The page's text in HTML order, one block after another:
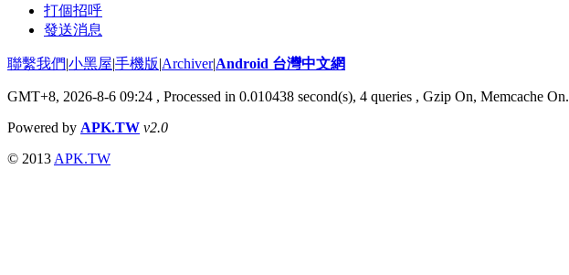
打個招呼
發送消息
聯繫我們|小黑屋|手機版|Archiver|Android 台灣中文網
GMT+8, 2026-8-6 09:24 , Processed in 0.010438 second(s), 4 queries , Gzip On, Memcache On.
Powered by APK.TW v2.0
© 2013 APK.TW